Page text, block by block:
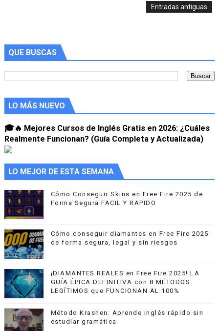
📚 Los 10 Mejores Cursos de Inglés Online en 2025
Mejora tu Fluidez: Clases de Conversación en Inglés
Dominio del Inglés desde Casa con EF Inglés Online:
🎓🔥 Mejores Cursos de Inglés Gratis en 2026:
Entradas antiguas
QUE BUSCAS
LO MÁS NUEVO
🎓🔥 Mejores Cursos de Inglés Gratis en 2026: ¿Cuáles
Realmente Funcionan? (Guía Completa y Actualizada)
LO MEJOR DE ESTA SEMANA
Cómo Conseguir Skins en Free Fire 2025 de
Forma Segura FACIL Y RAPIDO
Cómo conseguir diamantes en Free Fire 2025
de forma segura, legal y sin riesgos
¡DIAMANTES REALES en Free Fire 2025! LA
GUÍA ÉPICA DEFINITIVA con 8 MÉTODOS
LEGÍTIMOS que FUNCIONAN AL 100%
Método Krashen: Aprende inglés rápido sin
estudiar gramática